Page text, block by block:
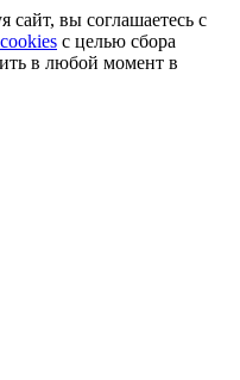
сайт, вы соглашаетесь с
с целью сбора
в любой момент в